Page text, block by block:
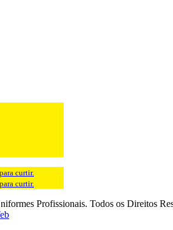
curtir.
curtir.
Profissionais. Todos os Direitos